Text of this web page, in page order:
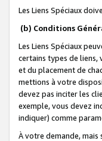
Les Liens Spéciaux
(b) Conditions
Les Liens Spéciaux
certains types de liens,
et du placement de
mettions à votre
devez pas inciter les
exemple, vous devez
indiquer) comme
À votre demande,